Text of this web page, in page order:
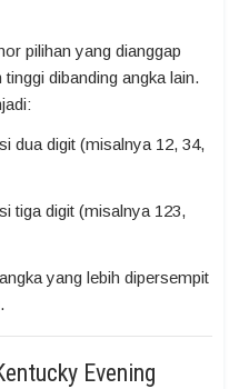
pilihan yang dianggap
dibanding angka lain.
dua digit (misalnya 12, 34,
tiga digit (misalnya 123,
yang lebih dipersempit
Evening